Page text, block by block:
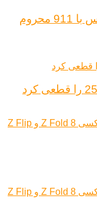
باگ خطرناک پیکسل؛ کاربران از تماس با 911 محروم